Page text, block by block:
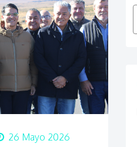
26 Mayo 2026